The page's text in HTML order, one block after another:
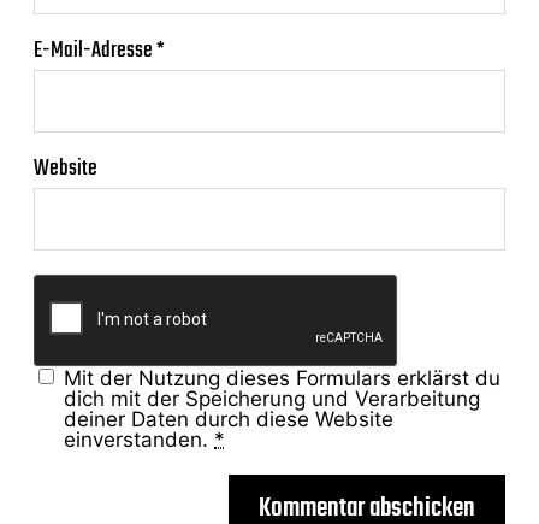
E-Mail-Adresse*
Website
Mit der Nutzung dieses Formulars erklärst du
dich mit der Speicherung und Verarbeitung
deiner Daten durch diese Website
einverstanden. *